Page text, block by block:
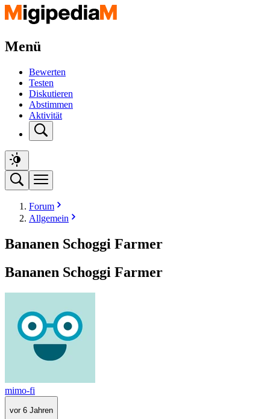
Menü
Bewerten
Testen
Diskutieren
Abstimmen
Aktivität
Forum
Allgemein
Bananen Schoggi Farmer
Bananen Schoggi Farmer
mimo-fi
vor 6 Jahren